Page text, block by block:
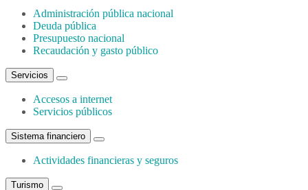
Administración pública nacional
Deuda pública
Presupuesto nacional
Recaudación y gasto público
Servicios
Accesos a internet
Servicios públicos
Sistema financiero
Actividades financieras y seguros
Turismo